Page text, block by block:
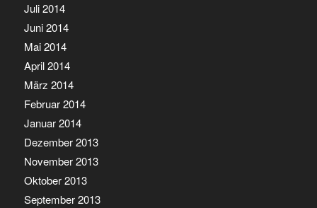
Juli 2014
Juni 2014
Mai 2014
April 2014
März 2014
Februar 2014
Januar 2014
Dezember 2013
November 2013
Oktober 2013
September 2013